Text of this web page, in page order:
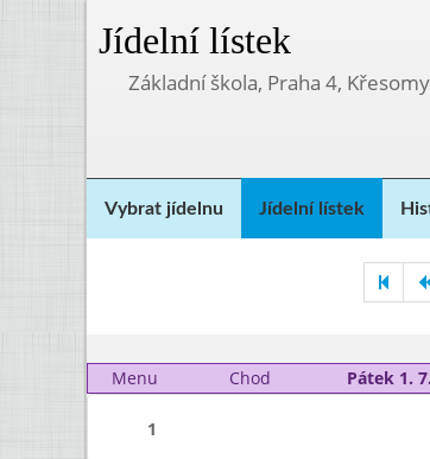
Jídelní lístek
Základní škola, Praha 4,
Vybrat jídelnu Jídelní lístek
Menu
Chod Pátek 1.
1